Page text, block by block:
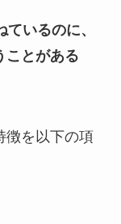
いるのに、
ことがある
徴を以下の項